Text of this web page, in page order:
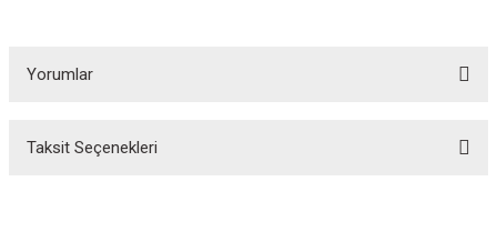
Yorumlar
Taksit Seçenekleri